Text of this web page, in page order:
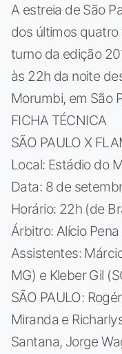
A estreia de São
dos últimos
turno da edição
às 22h da noite
Morumbi, em São
FICHA TÉCNICA
SÃO PAULO X
Local: Estádio do
Data: 8 de
Horário: 22h (de
Árbitro: Alício
Assistentes:
MG) e Kleber Gil
SÃO PAULO:
Miranda e
Santana, Jorge